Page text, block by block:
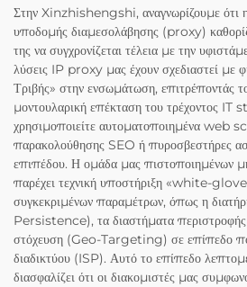
Στην Xinzhishengshi, αναγνωρίζουμε ότι
υποδομής διαμεσολάβησης (proxy)
της να συγχρονίζεται τέλεια με την
λύσεις IP proxy μας έχουν σχεδιαστεί με
Τριβής» στην ενσωμάτωση, επιτρέποντάς
μοντουλαρική επέκταση του τρέχοντος IT
χρησιμοποιείτε αυτοματοποιημένα web
παρακολούθησης SEO ή πυροσβεστήρες
επιπέδου. Η ομάδα μας πιστοποιημένων
παρέχει τεχνική υποστήριξη «white-
συγκεκριμένων παραμέτρων, όπως η
Persistence), τα διαστήματα περιστροφής
στόχευση (Geo-Targeting) σε επίπεδο
διαδικτύου (ISP). Αυτό το επίπεδο
διασφαλίζει ότι οι διακομιστές μας